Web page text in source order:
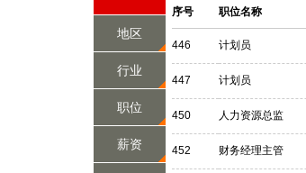
地区
行业
职位
薪资
序号 职位名称
446 计划员
447 计划员
450 人力资源总监
452 财务经理主管